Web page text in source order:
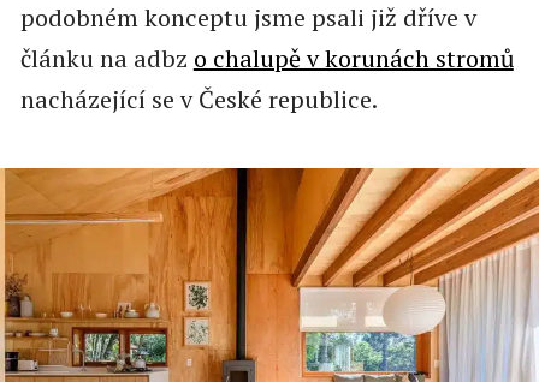
podobném konceptu jsme psali již dříve v
článku na adbz o chalupě v korunách stromů
nacházející se v České republice.